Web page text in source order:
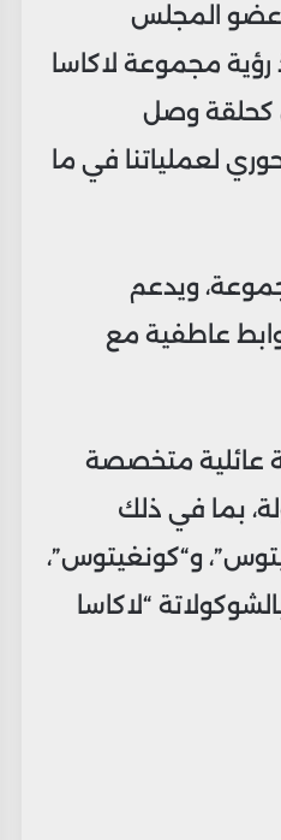
عضو المجلس
رؤية مجموعة لاكاسا
كحلقة وصل
لعملياتنا في ما
ويدعم
عاطفية مع
173 عامًا، وتعد شركة عائلية متخصصة
والحلويات، مع تواجدها اليوم في 50 دولة، بما في ذلك
و“كونغيتوس”،
“لاكاسا